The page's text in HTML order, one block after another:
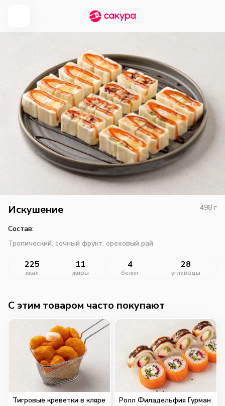
Искушение 498 г
Состав:
Тропический, сочный фрукт, ореховый рай
225
ккал
11
жиры
4
белки
28
углеводы
C этим товаром часто покупают
Тигровые креветки в кляре Ролл Филадельфия Гурман